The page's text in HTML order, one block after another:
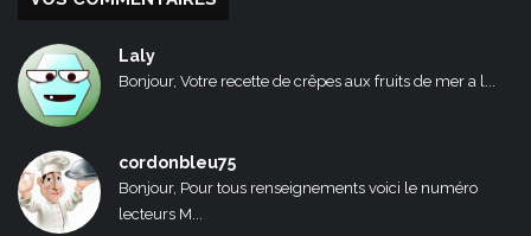
Laly
Bonjour, Votre recette de crêpes aux fruits de mer a l...
cordonbleu75
Bonjour, Pour tous renseignements voici le numéro
lecteurs M...